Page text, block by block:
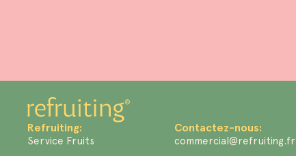
Refruiting:
Service Fruits
Contactez-nous:
commercial@refruiting.fr